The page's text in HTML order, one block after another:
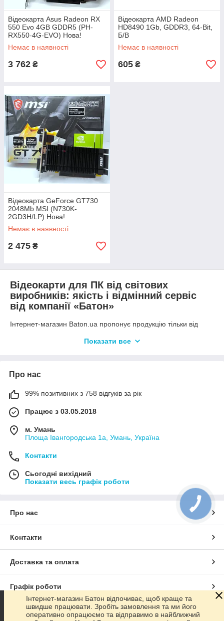
Відеокарта Asus Radeon RX
550 Evo 4GB GDDR5 (PH-
RX550-4G-EVO) Нова!
Немає в наявності
3 762 ₴
Відеокарта AMD Radeon
HD8490 1Gb, GDDR3, 64-Bit,
Б/В
Немає в наявності
605 ₴
Відеокарта GeForce GT730
2048Mb MSI (N730K-
2GD3H/LP) Нова!
Немає в наявності
2 475 ₴
Відеокарти для ПК від світових
виробників: якість і відмінний сервіс
від компанії «Батон»
Інтернет-магазин Baton.ua пропонує продукцію тільки від
організації комфортного процесу співпраці. На всі позиції діє
допомогу в підборі моделі, перевірці сумісності можна,
вибравши зручний для себе канал зв'язку з нашим
менеджером: електронна пошта, месенджер або телефон:
+380930484858;
+380950484858.
переконатися в працездатності компонента, а якщо товар з
якої-небудь причини не підійшов - оформити повернення або
обмін. Подробиці процедур описані в розділі «Гарантія та
повернення». Ми гарантуємо безпеку співпраці і цінуємо
кожного замовника. За бажанням клієнта менеджери
безкоштовно нададуть професійну консультацію, допоможуть
підібрати оптимальну за ціною і параметрами модель
відеокарти для настільного ПК, уточнять технічні нюанси.
Будемо раді співпраці!
Показати все
Про нас
99% позитивних з 758 відгуків за рік
Працює з 03.05.2018
м. Умань
Площа Івангородська 1а, Умань, Україна
Контакти
Сьогодні вихідний
Показати весь графік роботи
Про нас
Контакти
Доставка та оплата
Графік роботи
Повна версія сайту
Інтернет-магазин Батон відпочиває, щоб краще та
швидше працювати. Зробіть замовлення та ми його
оперативно опрацюємо та відправимо в найближчий